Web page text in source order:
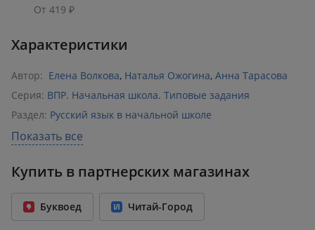
От 419 ₽
Характеристики
Автор: Елена Волкова, Наталья Ожогина, Анна Тарасова
Серия: ВПР. Начальная школа. Типовые задания
Раздел: Русский язык в начальной школе
Издательство:
Год издания: 2021
Количество страниц: 64
Переплет: Мягкий переплёт
Показать все
Купить в партнерских магазинах
Буквоед Читай-Город